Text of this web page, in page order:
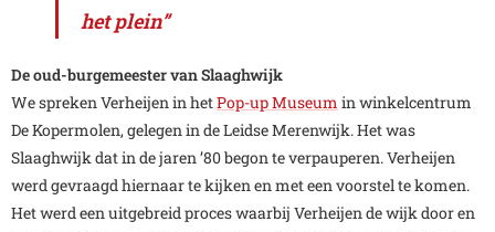
het plein”
De oud-burgemeester van Slaaghwijk
We spreken Verheijen in hetPop-up Museum in winkelcentrum
De Kopermolen, gelegen in de Leidse Merenwijk. Het was
Slaaghwijk dat in de jaren ’80 begon te verpauperen. Verheijen
werd gevraagd hiernaar te kijken en met een voorstel te komen.
Het werd een uitgebreid proces waarbij Verheijen de wijk door en